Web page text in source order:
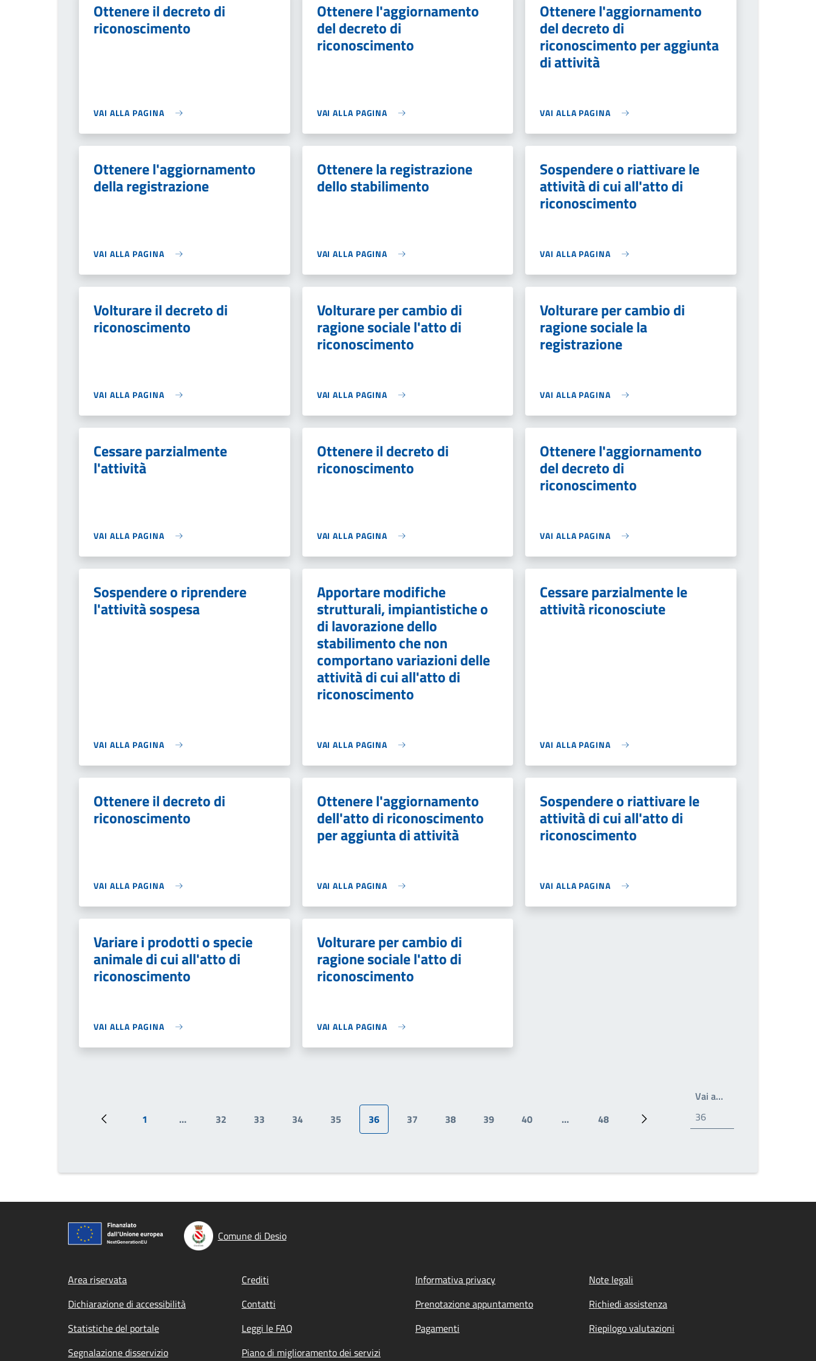
Ottenere il decreto di
riconoscimento
VAI ALLA PAGINA
Ottenere l'aggiornamento
del decreto di
riconoscimento
VAI ALLA PAGINA
Ottenere l'aggiornamento
del decreto di
riconoscimento per aggiunta
di attività
VAI ALLA PAGINA
Ottenere l'aggiornamento
della registrazione
VAI ALLA PAGINA
Ottenere la registrazione
dello stabilimento
VAI ALLA PAGINA
Sospendere o riattivare le
attività di cui all'atto di
riconoscimento
VAI ALLA PAGINA
Volturare il decreto di
riconoscimento
VAI ALLA PAGINA
Volturare per cambio di
ragione sociale l'atto di
riconoscimento
VAI ALLA PAGINA
Volturare per cambio di
ragione sociale la
registrazione
VAI ALLA PAGINA
Cessare parzialmente
l'attività
VAI ALLA PAGINA
Ottenere il decreto di
riconoscimento
VAI ALLA PAGINA
Ottenere l'aggiornamento
del decreto di
riconoscimento
VAI ALLA PAGINA
Sospendere o riprendere
l'attività sospesa
VAI ALLA PAGINA
Apportare modifiche
strutturali, impiantistiche o
di lavorazione dello
stabilimento che non
comportano variazioni delle
attività di cui all'atto di
riconoscimento
VAI ALLA PAGINA
Cessare parzialmente le
attività riconosciute
VAI ALLA PAGINA
Ottenere il decreto di
riconoscimento
VAI ALLA PAGINA
Ottenere l'aggiornamento
dell'atto di riconoscimento
per aggiunta di attività
VAI ALLA PAGINA
Sospendere o riattivare le
attività di cui all'atto di
riconoscimento
VAI ALLA PAGINA
Variare i prodotti o specie
animale di cui all'atto di
riconoscimento
VAI ALLA PAGINA
Volturare per cambio di
ragione sociale l'atto di
riconoscimento
VAI ALLA PAGINA
Pagina precedente
Prima pagina
1 …
Page
32
Page
33
Page
34
Page
35
Pagina attuale
36
Page
37
Page
38
Page
39
Page
40 …
Ultima pagina
48
Prossima pagina
Vai a…
Comune di Desio
Footer menu
Area riservata Crediti Informativa privacy
Note legali
Dichiarazione di accessibilità
Contatti Prenotazione appuntamento
Richiedi assistenza
Statistiche del portale
Leggi le FAQ Pagamenti
Riepilogo valutazioni
Segnalazione disservizio
Piano di miglioramento dei servizi